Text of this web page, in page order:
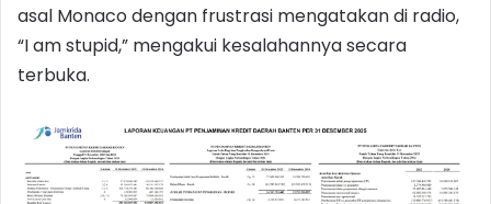
asal Monaco dengan frustrasi mengatakan di radio,
“I am stupid,” mengakui kesalahannya secara
terbuka.